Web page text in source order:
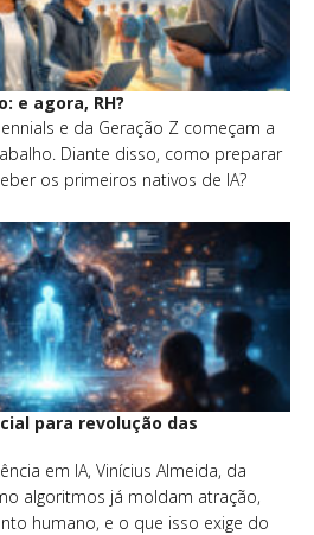
e agora, RH?
e da Geração Z começam a
Diante disso, como preparar
os primeiros nativos de IA?
para revolução das
em IA, Vinícius Almeida, da
algoritmos já moldam atração,
humano, e o que isso exige do